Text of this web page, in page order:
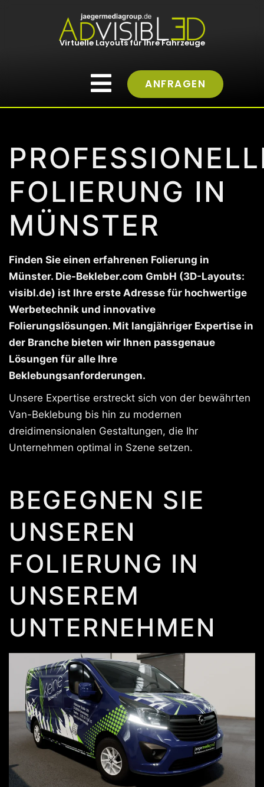
Virtuelle Layouts für Ihre Fahrzeuge
ANFRAGEN
FOLIERUNG IN
MÜNSTER
Finden Sie einen erfahrenen Folierung in
Münster. Die-Bekleber.com GmbH (3D-Layouts:
visibl.de) ist Ihre erste Adresse für hochwertige
Werbetechnik und innovative
Folierungslösungen. Mit langjähriger Expertise in
der Branche bieten wir Ihnen passgenaue
Lösungen für alle Ihre
Beklebungsanforderungen.
Unsere Expertise erstreckt sich von der bewährten
Van-Beklebung bis hin zu modernen
dreidimensionalen Gestaltungen, die Ihr
Unternehmen optimal in Szene setzen.
BEGEGNEN SIE
UNSEREN
FOLIERUNG IN
UNSEREM
UNTERNEHMEN